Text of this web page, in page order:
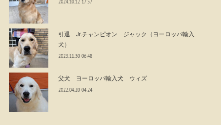
引退 Jr.チャンピオン ジャック（ヨーロッパ輸入
犬）
2023.11.30 06:48
父犬 ヨーロッパ輸入犬 ウィズ
2022.04.20 04:24